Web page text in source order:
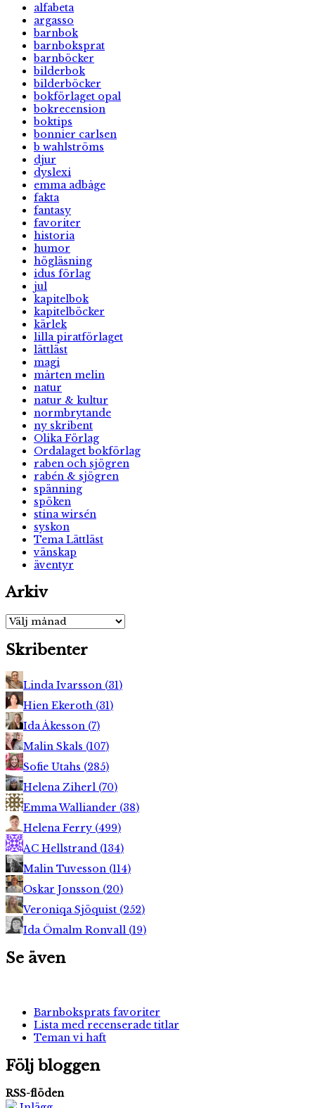
alfabeta
argasso
barnbok
barnboksprat
barnböcker
bilderbok
bilderböcker
bokförlaget opal
bokrecension
boktips
bonnier carlsen
b wahlströms
djur
dyslexi
emma adbåge
fakta
fantasy
favoriter
historia
humor
högläsning
idus förlag
jul
kapitelbok
kapitelböcker
kärlek
lilla piratförlaget
lättläst
magi
mårten melin
natur
natur & kultur
normbrytande
ny skribent
Olika Förlag
Ordalaget bokförlag
raben och sjögren
rabén & sjögren
spänning
spöken
stina wirsén
syskon
Tema Lättläst
vänskap
äventyr
Arkiv
Arkiv
Skribenter
Linda Ivarsson (31)
Hien Ekeroth (31)
Ida Åkesson (7)
Malin Skals (107)
Sofie Utahs (285)
Helena Ziherl (70)
Emma Walliander (38)
Helena Ferry (499)
AC Hellstrand (134)
Malin Tuvesson (114)
Oskar Jonsson (20)
Veroniqa Sjöquist (252)
Ida Ömalm Ronvall (19)
Se även
Barnboksprats favoriter
Lista med recenserade titlar
Teman vi haft
Följ bloggen
RSS-flöden